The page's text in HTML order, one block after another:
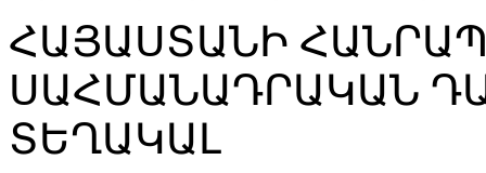
ՀԱՅԱՍՏԱՆԻ
ՍԱՀՄԱՆԱԴՐԱԿԱՆ
ՏԵՂԱԿԱԼ